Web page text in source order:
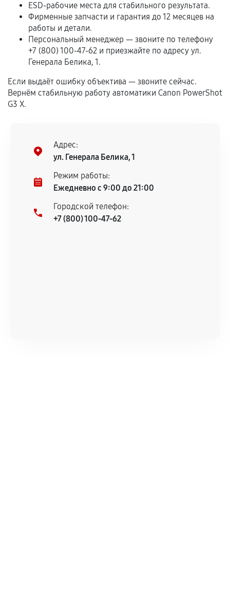
Программные сбои, если это не указано в
отдельных условиях.
Если комплектующие куплены
самостоятельно
Гарантия на выполненные работы может
техническим параметрам и не имеют внешних
дефектов.
Установка была выполнена нашим сервисным
центром.
При этом гарантия на сами комплектующие
остается на стороне производителя или
ESD-рабочие места для стабильного результата.
Фирменные запчасти и гарантия до 12 месяцев на
работы и детали.
Персональный менеджер — звоните по телефону
+7 (800) 100-47-62 и приезжайте по адресу ул.
Генерала Белика, 1.
Если выдаёт ошибку объектива — звоните сейчас.
Вернём стабильную работу автоматики Canon PowerShot
G3 X.
Адрес:
ул. Генерала Белика, 1
Режим работы:
Ежедневно с 9:00 до 21:00
Городской телефон:
+7 (800) 100-47-62